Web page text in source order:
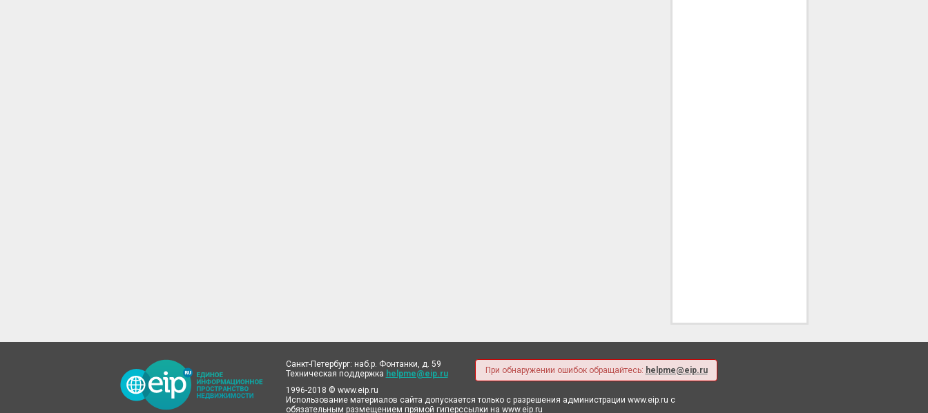
При обнаружении ошибок обращайтесь: helpme@eip.ru
Санкт-Петербург: наб.р. Фонтанки, д. 59
Техническая поддержка helpme@eip.ru
1996-2018 © www.eip.ru
Использование материалов сайта допускается только с разрешения администрации www.eip.ru с
обязательным размещением прямой гиперссылки на www.eip.ru